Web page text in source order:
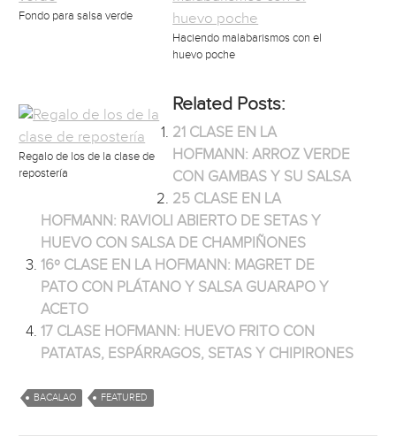
Fondo para salsa verde
Haciendo malabarismos con el
huevo poche
Regalo de los de la clase de
repostería
Related Posts:
21 CLASE EN LA
HOFMANN: ARROZ VERDE
CON GAMBAS Y SU SALSA
25 CLASE EN LA
HOFMANN: RAVIOLI ABIERTO DE SETAS Y
HUEVO CON SALSA DE CHAMPIÑONES
16º CLASE EN LA HOFMANN: MAGRET DE
PATO CON PLÁTANO Y SALSA GUARAPO Y
ACETO
17 CLASE HOFMANN: HUEVO FRITO CON
PATATAS, ESPÁRRAGOS, SETAS Y CHIPIRONES
BACALAO FEATURED